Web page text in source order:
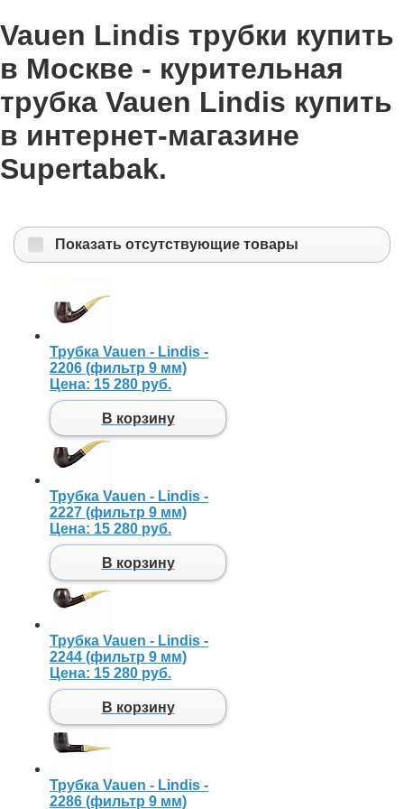
Vauen Lindis трубки купить
в Москве - курительная
трубка Vauen Lindis купить
в интернет-магазине
Supertabak.
Показать отсутствующие товары
Трубка Vauen - Lindis -
2206 (фильтр 9 мм)
Цена: 15 280 руб.
В корзину
Трубка Vauen - Lindis -
2227 (фильтр 9 мм)
Цена: 15 280 руб.
В корзину
Трубка Vauen - Lindis -
2244 (фильтр 9 мм)
Цена: 15 280 руб.
В корзину
Трубка Vauen - Lindis -
2286 (фильтр 9 мм)